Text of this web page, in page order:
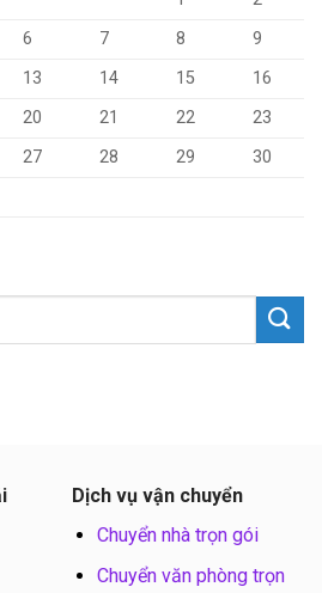
6 7 8
9
13 14 15
16
20 21 22
23
27 28 29
30
Dịch vụ vận chuyển
Chuyển nhà trọn gói
Chuyển văn phòng trọn